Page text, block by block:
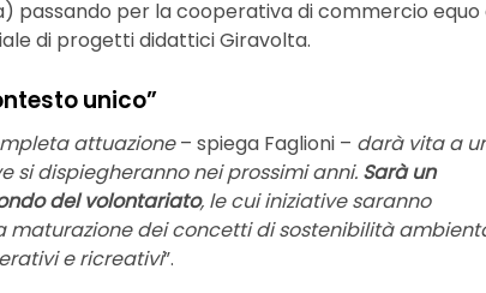
passando per la cooperativa di commercio equo
di progetti didattici Giravolta.
unico”
attuazione– spiega Faglioni – darà vita a
si dispiegheranno nei prossimi anni. Sarà un
del volontariato, le cui iniziative saranno
dei concetti di sostenibilità
e ricreativi”.